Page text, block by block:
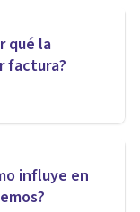
qué la
factura?
influye en